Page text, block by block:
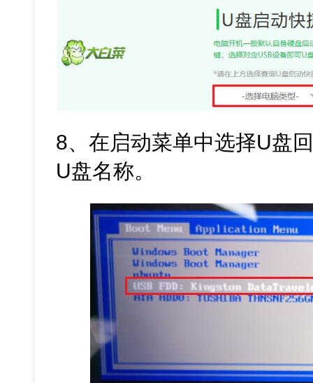
8、在启动菜单中选择U盘
U盘名称。